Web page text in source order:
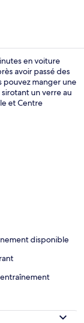
en voiture
avoir passé des
pouvez manger une
un verre au
et Centre
serviable.
disponible